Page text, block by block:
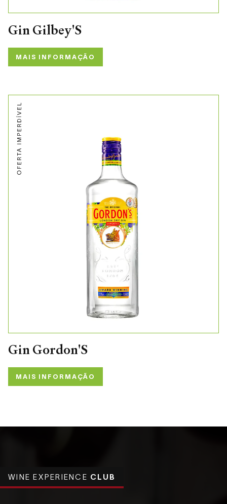
Gin Gilbey'S
MAIS INFORMAÇÃO
Gin Gordon'S
MAIS INFORMAÇÃO
WINE EXPERIENCE CLUB